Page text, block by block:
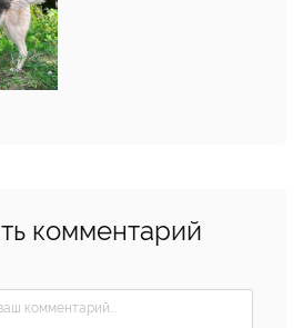
комментарий